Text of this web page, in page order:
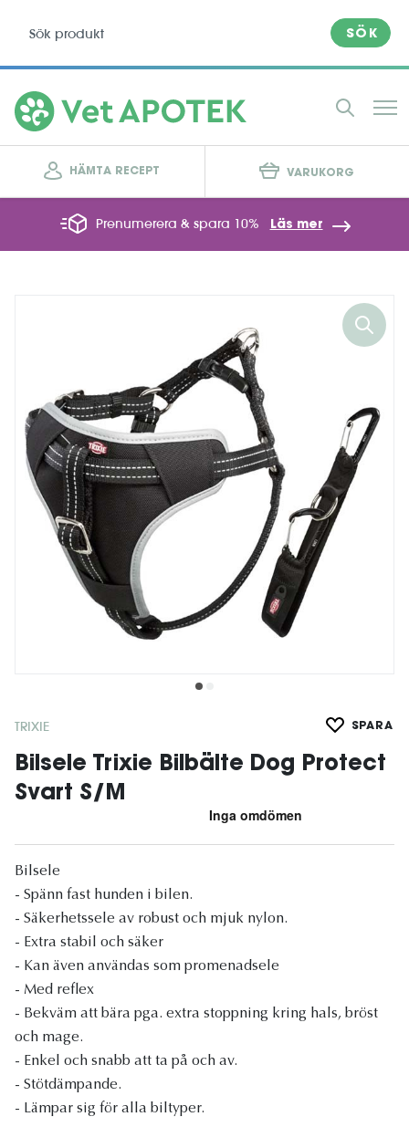
SÖK
HÄMTA RECEPT VARUKORG
Prenumerera & spara 10% Läs mer
TRIXIE SPARA
Bilsele Trixie Bilbälte Dog Protect
Svart S/M
Bilsele
- Spänn fast hunden i bilen.
- Säkerhetssele av robust och mjuk nylon.
- Extra stabil och säker
- Kan även användas som promenadsele
- Med reflex
- Bekväm att bära pga. extra stoppning kring hals, bröst
och mage.
- Enkel och snabb att ta på och av.
- Stötdämpande.
- Lämpar sig för alla biltyper.